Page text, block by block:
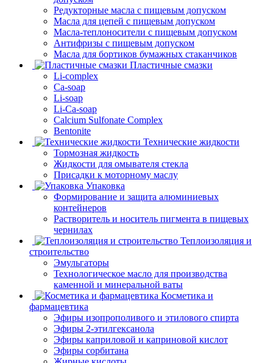
Редукторные масла с пищевым допуском
Масла для цепей с пищевым допуском
Масла-теплоносители с пищевым допуском
Антифризы с пищевым допуском
Масла для бортиков бумажных стаканчиков
Пластичные смазки
Li-complex
Ca-soap
Li-soap
Li-Ca-soap
Calcium Sulfonate Complex
Bentonite
Технические жидкости
Тормозная жидкость
Жидкости для омывателя стекла
Присадки к моторному маслу
Упаковка
Формирование и защита алюминиевых
контейнеров
Растворитель и носитель пигмента в пищевых
чернилах
Теплоизоляция и
строительство
Эмульгаторы
Технологическое масло для производства
каменной и минеральной ваты
Косметика и
фармацевтика
Эфиры изопрополивого и этилового спирта
Эфиры 2-этилгексанола
Эфиры каприловой и каприновой кислот
Эфиры сорбитана